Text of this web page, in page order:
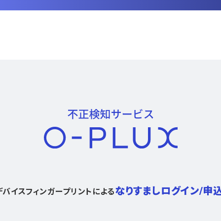
バイスフィンガープリントによるなりすましログイン/申